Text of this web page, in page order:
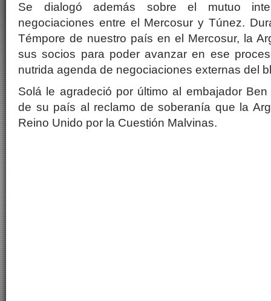
Se dialogó además sobre el mutuo
negociaciones entre el Mercosur y Túnez.
Témpore de nuestro país en el Mercosur, la
sus socios para poder avanzar en ese
nutrida agenda de negociaciones externas del
Solá le agradeció por último al embajador
de su país al reclamo de soberanía que la
Reino Unido por la Cuestión Malvinas.